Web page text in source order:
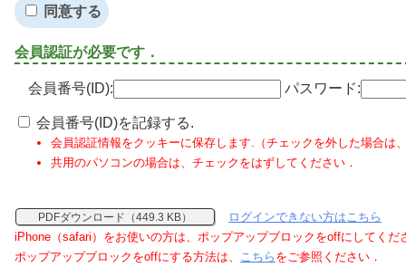
同意する
会員認証が必要です．
会員番号(ID): パスワード:
会員番号(ID)を記録する.
会員認証情報をクッキーに保存します.（チェックを外した場合は
共用のパソコンの場合は、チェックをはずしてください．
PDFダウンロード（449.3 KB）
ログインできない方はこちら
iPhone（safari）をお使いの方は、ポップアップブロックをoffにしてくだ
ポップアップブロックをoffにする方法は、 こちら をご参照ください．